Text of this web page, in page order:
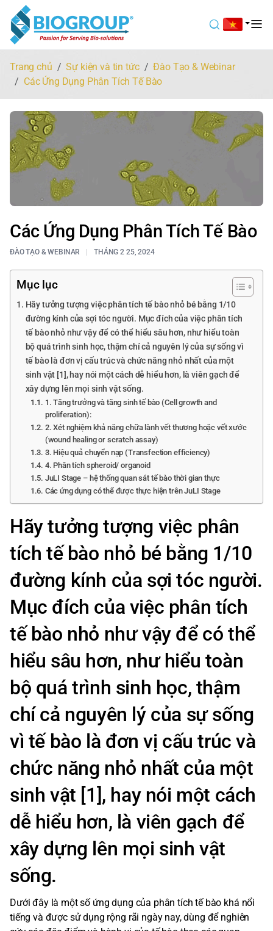
Trang chủ Sự kiện và tin tức
Đào Tạo & Webinar
Các Ứng Dụng Phân Tích Tế Bào
Các Ứng Dụng Phân Tích Tế Bào
ĐÀO TẠO & WEBINAR THÁNG 2 25, 2024
Mục lục
Hãy tưởng tượng việc phân tích tế bào nhỏ bé bằng 1/10
đường kính của sợi tóc người. Mục đích của việc phân tích
tế bào nhỏ như vậy để có thể hiểu sâu hơn, như hiểu toàn
bộ quá trình sinh học, thậm chí cả nguyên lý của sự sống vì
tế bào là đơn vị cấu trúc và chức năng nhỏ nhất của một
sinh vật [1], hay nói một cách dễ hiểu hơn, là viên gạch để
xây dựng lên mọi sinh vật sống.
1. Tăng trưởng và tăng sinh tế bào (Cell growth and
proliferation):
2. Xét nghiệm khả năng chữa lành vết thương hoặc vết xước
(wound healing or scratch assay)
3. Hiệu quả chuyển nạp (Transfection efficiency)
4. Phân tích spheroid/ organoid
JuLI Stage – hệ thống quan sát tế bào thời gian thực
Các ứng dụng có thể được thực hiện trên JuLI Stage
Hãy tưởng tượng việc phân
tích tế bào nhỏ bé bằng 1/10
đường kính của sợi tóc người.
Mục đích của việc phân tích
tế bào nhỏ như vậy để có thể
hiểu sâu hơn, như hiểu toàn
bộ quá trình sinh học, thậm
chí cả nguyên lý của sự sống
vì tế bào là đơn vị cấu trúc và
chức năng nhỏ nhất của một
sinh vật [1], hay nói một cách
dễ hiểu hơn, là viên gạch để
xây dựng lên mọi sinh vật
sống.
Dưới đây là một số ứng dụng của phân tích tế bào khá nổi
tiếng và được sử dụng rộng rãi ngày nay, dùng để nghiên